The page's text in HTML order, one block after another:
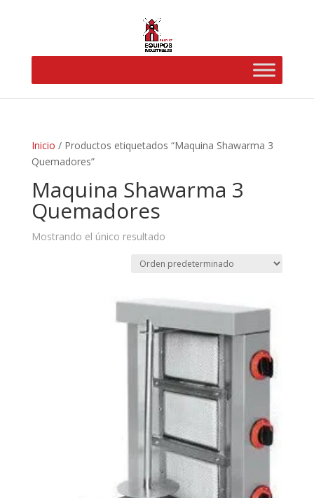
Inicio / Productos etiquetados “Maquina Shawarma 3
Quemadores”
Maquina Shawarma 3
Quemadores
Mostrando el único resultado